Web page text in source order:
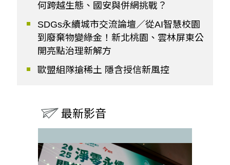
何跨越生態、國安與併網挑戰？
SDGs永續城市交流論壇／從AI智慧校園
到廢棄物變綠金！新北桃園、雲林屏東公
開亮點治理新解方
歐盟組隊搶稀土 隱含授信新風控
最新影音